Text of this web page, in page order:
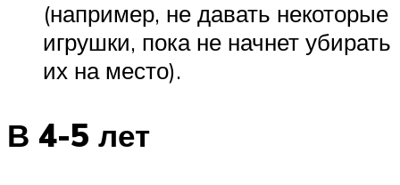
(например, не давать некоторые
игрушки, пока не начнет убирать
их на место).
В 4-5 лет